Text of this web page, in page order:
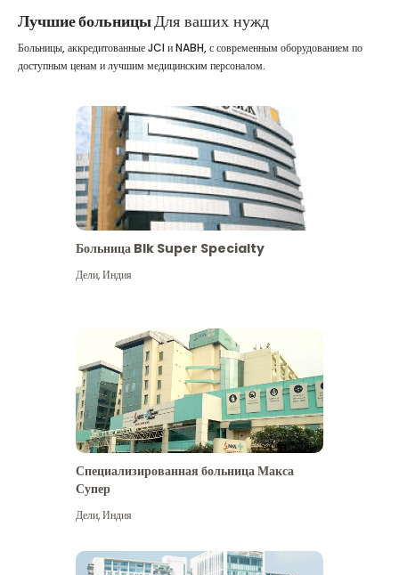
Лучшие больницыДля ваших нужд
Больницы, аккредитованные JCI и NABH, с современным оборудованием по
доступным ценам и лучшим медицинским персоналом.
Больница Blk Super Specialty
Дели,Индия
Специализированная больница Макса
Супер
Дели,Индия